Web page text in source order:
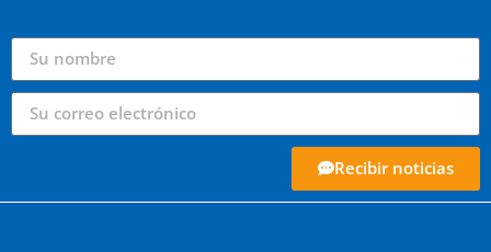
Recibir noticias